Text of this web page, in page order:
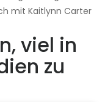
mit Kaitlynn Carter
viel in
zu